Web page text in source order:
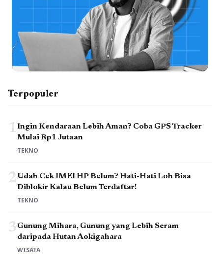
Terpopuler
1Ingin Kendaraan Lebih Aman? Coba GPS Tracker
Mulai Rp1 Jutaan
TEKNO
2Udah Cek IMEI HP Belum? Hati-Hati Loh Bisa
Diblokir Kalau Belum Terdaftar!
TEKNO
3Gunung Mihara, Gunung yang Lebih Seram
daripada Hutan Aokigahara
WISATA